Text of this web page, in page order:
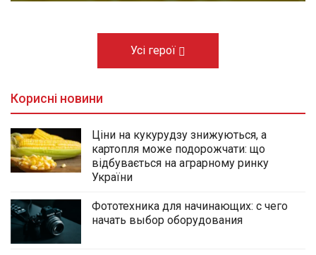
Усі герої
Корисні новини
Ціни на кукурудзу знижуються, а
картопля може подорожчати: що
відбувається на аграрному ринку
України
Фототехника для начинающих: с чего
начать выбор оборудования